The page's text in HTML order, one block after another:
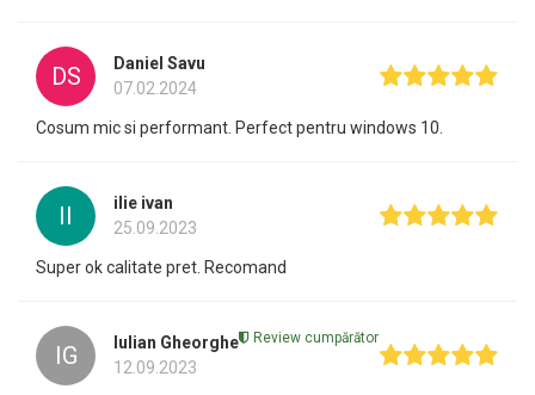
DS
Daniel Savu
07.02.2024
Cosum mic si performant. Perfect pentru windows 10.
II
ilie ivan
25.09.2023
Super ok calitate pret. Recomand
IG
Iulian Gheorghe
12.09.2023
Review cumpărător